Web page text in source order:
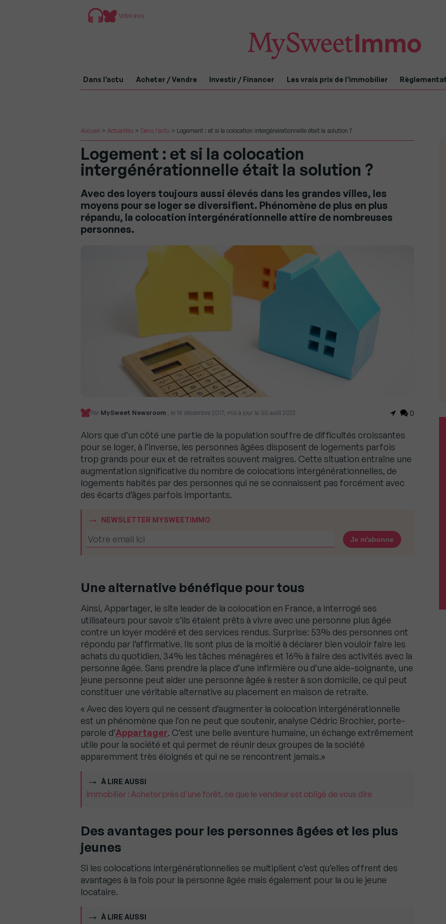
Votre avis
Dans l’actu Acheter / Vendre Investir / Financer Les vrais prix de l’immobilier
Accueil > Actualités > Dans l'actu > Logement : et si la colocation intergénérationnelle était la solution ?
Logement : et si la colocation
intergénérationnelle était la solution ?
Avec des loyers toujours aussi élevés dans les grandes villes, les
moyens pour se loger se diversifient. Phénomène de plus en plus
répandu, la colocation intergénérationnelle attire de nombreuses
personnes.
Par MySweet Newsroom , le 18 décembre 2017, mis à jour le 30 août 2022 0
Alors que d’un côté une partie de la population souffre de difficultés croissantes
pour se loger, à l’inverse, les personnes âgées disposent de logements parfois
trop grands pour eux et de retraites souvent maigres. Cette situation entraîne une
augmentation significative du nombre de colocations intergénérationnelles, de
logements habités par des personnes qui ne se connaissent pas forcément avec
des écarts d’âges parfois importants.
NEWSLETTER MYSWEETIMMO
Une alternative bénéfique pour tous
Ainsi, Appartager, le site leader de la colocation en France, a interrogé ses
utilisateurs pour savoir s’ils étaient prêts à vivre avec une personne plus âgée
contre un loyer modéré et des services rendus. Surprise: 53% des personnes ont
répondu par l’affirmative. Ils sont plus de la moitié à déclarer bien vouloir faire les
achats du quotidien, 34% les tâches ménagères et 16% à faire des activités avec la
personne âgée. Sans prendre la place d’une infirmière ou d’une aide-soignante, une
jeune personne peut aider une personne âgée à rester à son domicile, ce qui peut
constituer une véritable alternative au placement en maison de retraite.
« Avec des loyers qui ne cessent d’augmenter la colocation intergénérationnelle
est un phénomène que l’on ne peut que soutenir, analyse Cédric Brochier, porte-
parole d’Appartager. C’est une belle aventure humaine, un échange extrêmement
utile pour la société et qui permet de réunir deux groupes de la société
apparemment très éloignés et qui ne se rencontrent jamais.»
À LIRE AUSSI
Immobilier : Acheter près d'une forêt, ce que le vendeur est obligé de vous dire
Des avantages pour les personnes âgées et les plus
jeunes
Si les colocations intergénérationnelles se multiplient c’est qu’elles offrent des
avantages à la fois pour la personne âgée mais également pour la ou le jeune
locataire.
À LIRE AUSSI